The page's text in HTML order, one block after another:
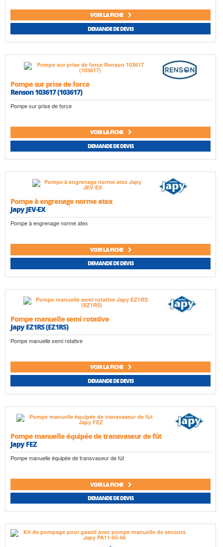
VOIR LA FICHE
DEMANDE DE DEVIS
Pompe sur prise de force
Renson 103617 (103617)
Pompe sur prise de force
VOIR LA FICHE
DEMANDE DE DEVIS
Pompe à engrenage norme atex
Japy JEV-EX
Pompe à engrenage norme atex
VOIR LA FICHE
DEMANDE DE DEVIS
Pompe manuelle semi rotative
Japy EZ1RS (EZ1RS)
Pompe manuelle semi rotative
VOIR LA FICHE
DEMANDE DE DEVIS
Pompe manuelle équipée de transvaseur de fût
Japy FEZ
Pompe manuelle équipée de transvaseur de fût
VOIR LA FICHE
DEMANDE DE DEVIS